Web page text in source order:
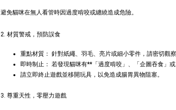
Aumüller 奧咪樂｜
毛雪貂
NT$ 289 TWD
- +
三效貓草玩具
NT$ 289 TWD
-
避免貓咪在無人看管時因過度啃咬或纏繞造成危險。
2. 材質警戒，預防誤食
重點材質： 針對紙繩、羽毛、亮片或細小零件，請密切觀察
即時制止： 若發現貓咪有**「過度啃咬」、「企圖吞食」或
請立即終止遊戲並移開玩具，以免造成腸胃異物阻塞。
3. 尊重天性，零壓力遊戲